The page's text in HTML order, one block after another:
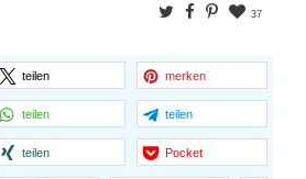
TwitterFacebook
Pinterest
37
teilen merken
teilen teilen
teilen Pocket